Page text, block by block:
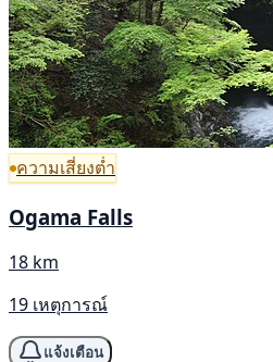
ความเสี่ยงต่ำ
Ogama Falls
18 km
19 เหตุการณ์
แจ้งเตือน